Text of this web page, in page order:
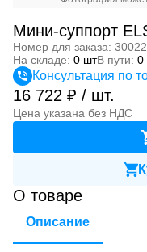
Мини-суппорт
Номер для заказа:
На складе: 0 штВ пути: 0
Консультация по
16 722 ₽ / шт.
Цена указана без НДС
О товаре
Описание